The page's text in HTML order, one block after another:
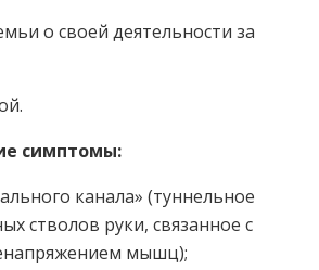
о своей деятельности за
симптомы:
канала» (туннельное
стволов руки, связанное с
мышц);